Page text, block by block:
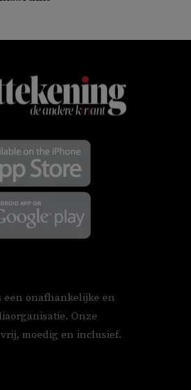
een onafhankelijke en
Onze
moedig en inclusief.